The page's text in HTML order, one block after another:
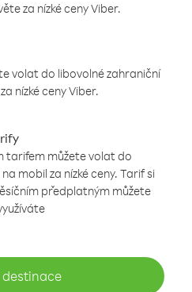
za nízké ceny Viber.
volat do libovolné zahraniční
nízké ceny Viber.
tarifem můžete volat do
mobil za nízké ceny. Tarif si
předplatným můžete
destinace